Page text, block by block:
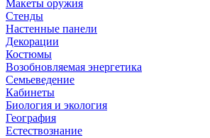
Макеты оружия
Стенды
Настенные панели
Декорации
Костюмы
Возобновляемая энергетика
Семьеведение
Кабинеты
Биология и экология
География
Естествознание